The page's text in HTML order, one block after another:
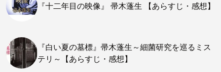
『十二年目の映像』 帚木蓬生 【あらすじ・感想】
『白い夏の墓標』帚木蓬生～細菌研究を巡るミス
テリ～【あらすじ・感想】